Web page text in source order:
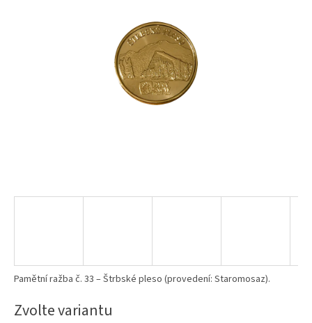
Zvolte variantu
Pamětní ražba č. 33 – Štrbské pleso (provedení: Staromosaz).